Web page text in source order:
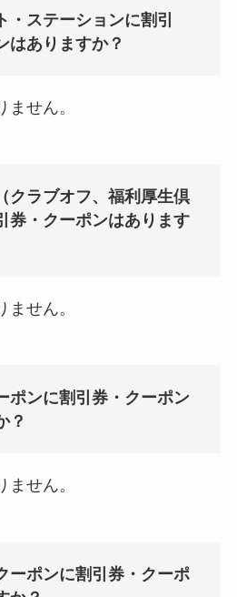
・ステーションに割引
はありますか？
ません。
クラブオフ、福利厚生倶
券・クーポンはあります
ません。
ポンに割引券・クーポン
？
ません。
ーポンに割引券・クーポ